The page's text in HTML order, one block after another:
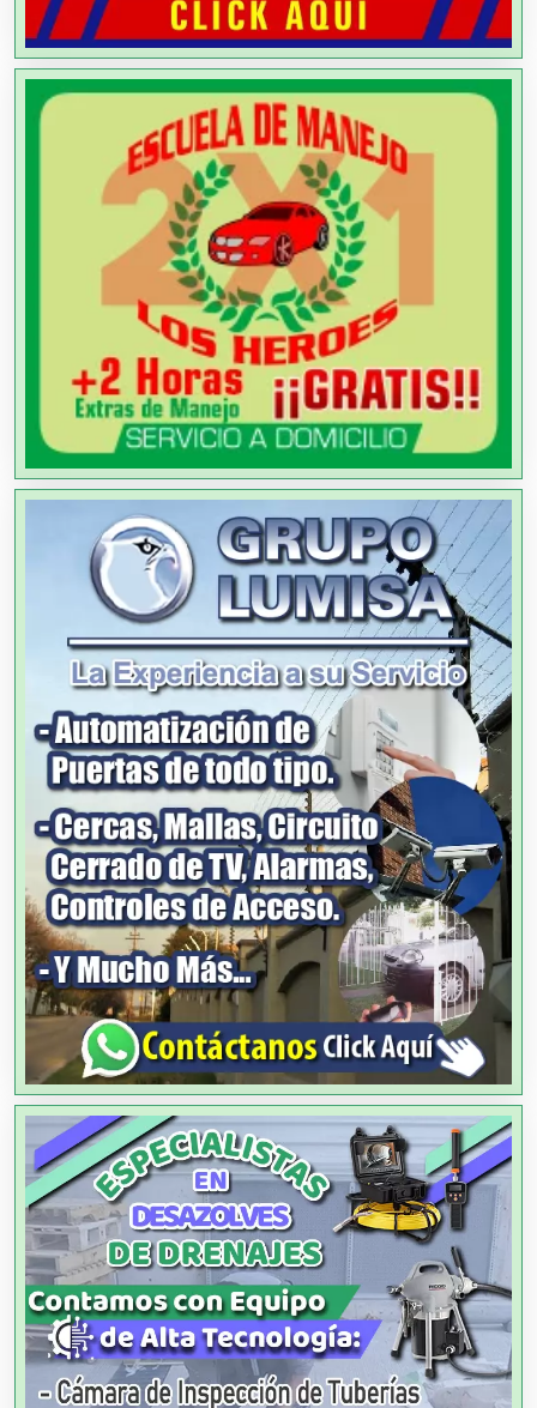
Albercas
Alimentos
Almacenaje
Alquiler de Autos
Alquiler de Equipos para Fiestas
Alquiler de Sillas y Mesas
Alquiler de Trajes de Etiqueta
Alta Costura
Aluminio
Ambulancias
Análisis Clínicos
Análisis de Aguas
Animadores de Eventos
Aparatos y Equipos Eléctricos
Arquitectos